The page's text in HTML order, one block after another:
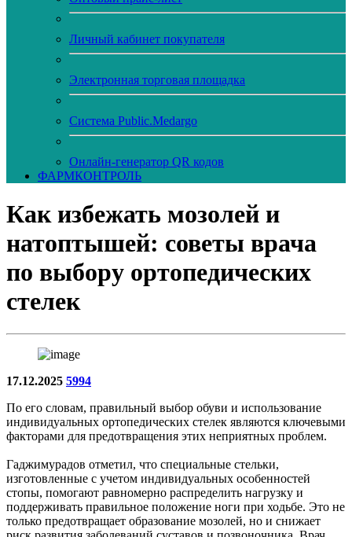
Личный кабинет покупателя
Электронная торговая площадка
Система Public.Medargo
Онлайн-генератор QR кодов
ФАРМКОНТРОЛЬ
Как избежать мозолей и
натоптышей: советы врача
по выбору ортопедических
стелек
17.12.2025 5994
По его словам, правильный выбор обуви и использование
индивидуальных ортопедических стелек являются ключевыми
факторами для предотвращения этих неприятных проблем.
Гаджимурадов отметил, что специальные стельки,
изготовленные с учетом индивидуальных особенностей
стопы, помогают равномерно распределить нагрузку и
поддерживать правильное положение ноги при ходьбе. Это не
только предотвращает образование мозолей, но и снижает